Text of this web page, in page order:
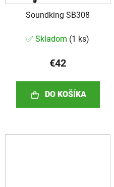
Soundking SB308
✅ Skladom (1 ks)
€42
DO KOŠÍKA